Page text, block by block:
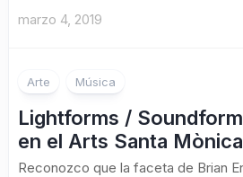
marzo 4, 2019
Arte Música
Lightforms /
en el Arts Santa
Reconozco que la faceta de Brian